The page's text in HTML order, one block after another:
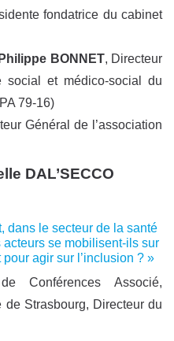
fondatrice du cabinet
Philippe BONNET, Directeur
et médico-social du
79-16)
Général de l’association
DAL’SECCO
dans le secteur de la santé
acteurs se mobilisent-ils sur
pour agir sur l’inclusion ? »
Conférences Associé,
Strasbourg, Directeur du